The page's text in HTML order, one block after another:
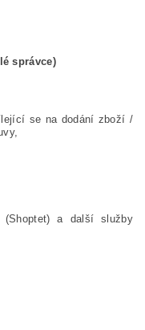
správce)
se na dodání zboží /
(Shoptet) a další služby